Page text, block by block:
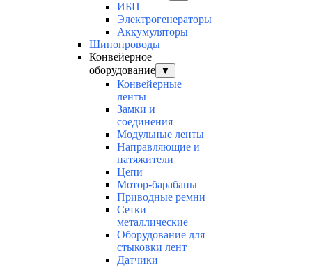
ИБП
Электрогенераторы
Аккумуляторы
Шинопроводы
Конвейерное
оборудование
▼
Конвейерные
ленты
Замки и
соединения
Модульные ленты
Направляющие и
натяжители
Цепи
Мотор-барабаны
Приводные ремни
Сетки
металлические
Оборудование для
стыковки лент
Датчики